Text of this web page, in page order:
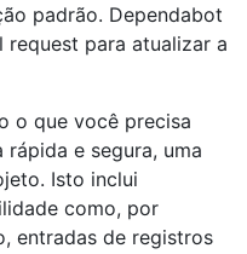
padrão. Dependabot
para atualizar a
o que você precisa
e segura, uma
Isto inclui
como, por
entradas de registros